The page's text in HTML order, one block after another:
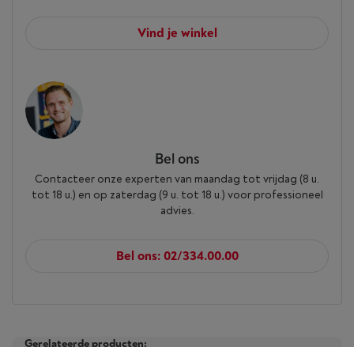
Vind je winkel
Bel ons
Contacteer onze experten van maandag tot vrijdag (8 u.
tot 18 u.) en op zaterdag (9 u. tot 18 u.) voor professioneel
advies.
Bel ons: 02/334.00.00
Gerelateerde producten: